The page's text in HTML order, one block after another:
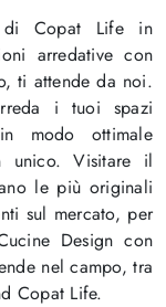
di Copat Life in
arredative con
ti attende da noi.
i tuoi spazi
modo ottimale
unico. Visitare il
le più originali
sul mercato, per
Design con
nel campo, tra
Copat Life.